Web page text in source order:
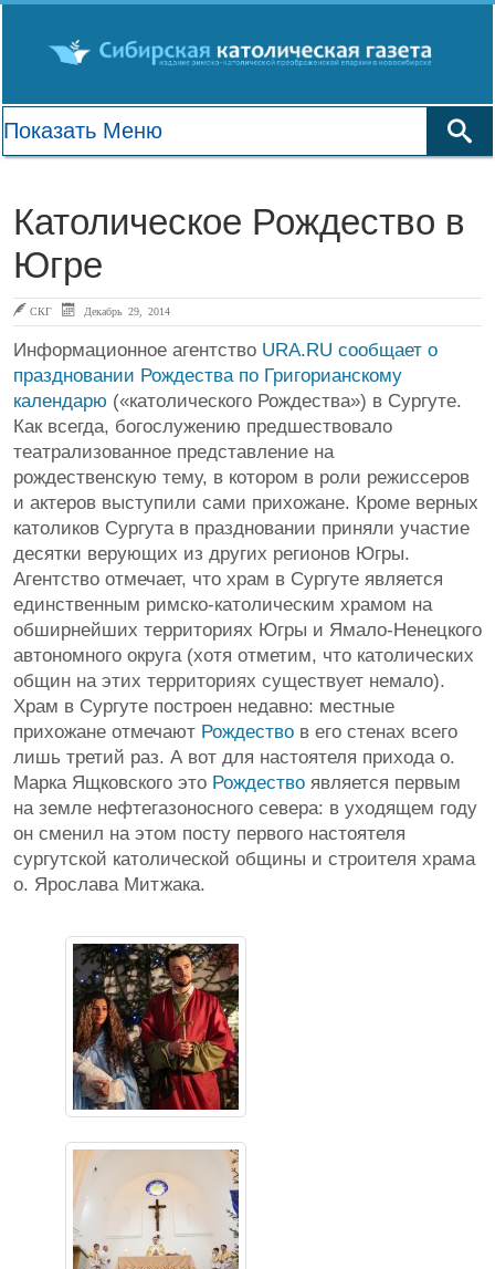
Католическое Рождество в
Югре
СКГ Декабрь 29, 2014
Информационное агентство URA.RU сообщает о
праздновании Рождества по Григорианскому
календарю («католического Рождества») в Сургуте.
Как всегда, богослужению предшествовало
театрализованное представление на
рождественскую тему, в котором в роли режиссеров
и актеров выступили сами прихожане. Кроме верных
католиков Сургута в праздновании приняли участие
десятки верующих из других регионов Югры.
Агентство отмечает, что храм в Сургуте является
единственным римско-католическим храмом на
обширнейших территориях Югры и Ямало-Ненецкого
автономного округа (хотя отметим, что католических
общин на этих территориях существует немало).
Храм в Сургуте построен недавно: местные
прихожане отмечают Рождество в его стенах всего
лишь третий раз. А вот для настоятеля прихода о.
Марка Ящковского это Рождество является первым
на земле нефтегазоносного севера: в уходящем году
он сменил на этом посту первого настоятеля
сургутской католической общины и строителя храма
о. Ярослава Митжака.